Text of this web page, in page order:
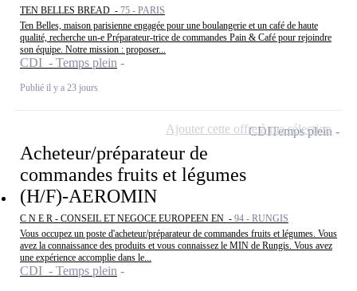
TEN BELLES BREAD - 75 - PARIS
Ten Belles, maison parisienne engagée pour une boulangerie et un café de haute
qualité, recherche un-e Préparateur-trice de commandes Pain & Café pour rejoindre
son équipe. Notre mission : proposer...
CDI - Temps plein
Publié il y a 23 jours
Acheteur/préparateur de
commandes fruits et légumes
(H/F)-AEROMIN
C N E R - CONSEIL ET NEGOCE EUROPEEN EN - 94 - RUNGIS
Vous occupez un poste d'acheteur/préparateur de commandes fruits et légumes. Vous
avez la connaissance des produits et vous connaissez le MIN de Rungis. Vous avez
une expérience accomplie dans le...
CDI - Temps plein
CDITemps plein
Ajouter cette offre à ma sélection